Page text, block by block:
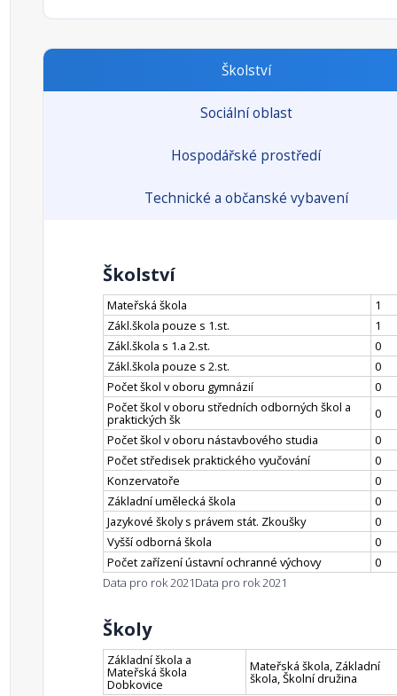
Školství
Sociální oblast
Hospodářské prostředí
Technické a občanské vybavení
Školství
Mateřská škola
1
Zákl.škola pouze s 1.st.
1
Zákl.škola s 1.a 2.st.
0
Zákl.škola pouze s 2.st.
0
Počet škol v oboru gymnázií
0
Počet škol v oboru středních odborných škol a
praktických šk
0
Počet škol v oboru nástavbového studia
0
Počet středisek praktického vyučování
0
Konzervatoře
0
Základní umělecká škola
0
Jazykové školy s právem stát. Zkoušky
0
Vyšší odborná škola
0
Počet zařízení ústavní ochranné výchovy
0
Data pro rok 2021Data pro rok 2021
Školy
Základní škola a
Mateřská škola
Dobkovice
Mateřská škola, Základní
škola, Školní družina